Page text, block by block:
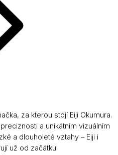
za kterou stojí Eiji Okumura.
a unikátním vizuálním
a dlouholeté vztahy – Eiji i
už od začátku.